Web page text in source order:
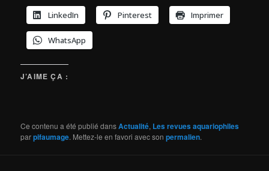
LinkedIn Pinterest Imprimer
WhatsApp
J’AIME ÇA :
Ce contenu a été publié dansActualité, Les revues aquariophiles
parpifaumage. Mettez-le en favori avec sonpermalien.